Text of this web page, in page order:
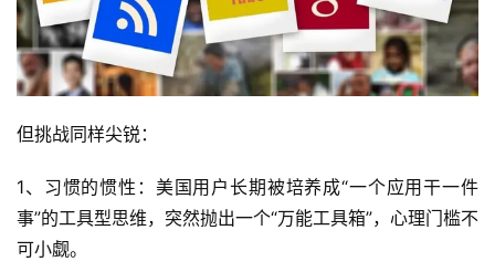
首
但挑战同样尖锐：
1、习惯的惯性：美国用户长期被培养成“一个应用干一件
事”的工具型思维，突然抛出一个“万能工具箱”，心理门槛不
可小觑。